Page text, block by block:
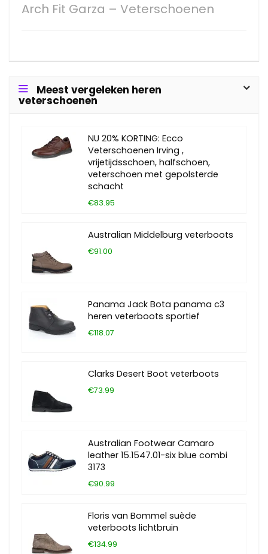
Arch Fit Garza – Veterschoenen
Meest vergeleken heren
veterschoenen
NU 20% KORTING: Ecco
Veterschoenen Irving ,
vrijetijdsschoen, halfschoen,
veterschoen met gepolsterde
schacht
€83.95
Australian Middelburg veterboots
€91.00
Panama Jack Bota panama c3
heren veterboots sportief
€118.07
Clarks Desert Boot veterboots
€73.99
Australian Footwear Camaro
leather 15.1547.01-six blue combi
3173
€90.99
Floris van Bommel suède
veterboots lichtbruin
€134.99